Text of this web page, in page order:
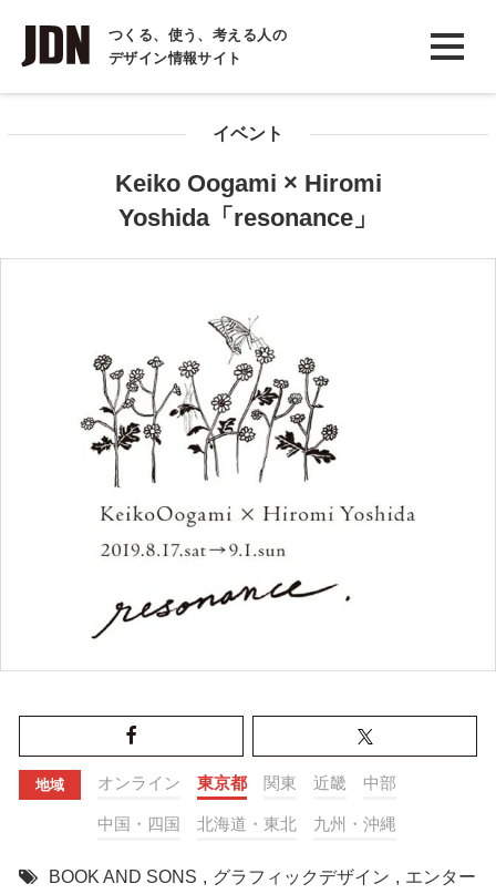
つくる、使う、考える人の
デザイン情報サイト
INTERVIEW
インタビュー
COLUMN
イベント
Keiko Oogami × Hiromi
Yoshida「resonance」
地域 オンライン 東京都 関東 近畿 中部
中国・四国 北海道・東北 九州・沖縄
BOOK AND SONS , グラフィックデザイン , エンター